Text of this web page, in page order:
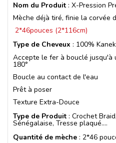
Nom du Produit : X-Pression
Mèche déjà tiré, finie la corvée
2*46pouces (2*116cm)
Type de Cheveux : 100%
Accepte le fer à bouclé jusqu'à
180°
Boucle au contact de l'eau
Prêt à poser
Texture Extra-Douce
Type de Produit : Crochet
Sénégalaise, Tresse plaqué....
Quantité de mèche : 2*46